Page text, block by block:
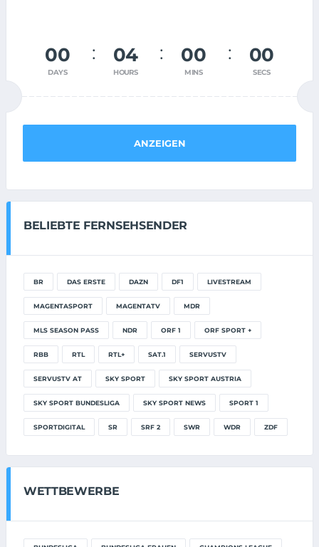
00
DAYS
03
HOURS
59
MINS
59
SECS
ANZEIGEN
BELIEBTE FERNSEHSENDER
BR DAS ERSTE DAZN DF1 LIVESTREAM
MAGENTASPORT MAGENTATV MDR
MLS SEASON PASS NDR ORF 1 ORF SPORT +
RBB RTL RTL+ SAT.1 SERVUSTV
SERVUSTV AT SKY SPORT SKY SPORT AUSTRIA
SKY SPORT BUNDESLIGA SKY SPORT NEWS SPORT 1
SPORTDIGITAL SR SRF 2 SWR WDR ZDF
WETTBEWERBE